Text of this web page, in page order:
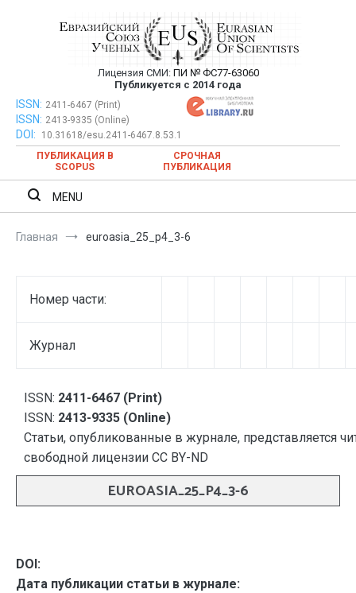
Евразийский Союз Ученых —
публикация научных статей в
ежемесячном научном журнале
Лицензия СМИ: ПИ № ФС77-63060
Публикуется с 2014 года
Евразийский Союз Ученых — публикация научных статей в
ежемесячном научном журнале
ISSN: 2411-6467 (Print)
ISSN: 2413-9335 (Online)
DOI:
10.31618/esu.2411-6467.8.53.1
ПУБЛИКАЦИЯ В
SCOPUS
СРОЧНАЯ
ПУБЛИКАЦИЯ
MENU
Главная euroasia_25_p4_3-6
Номер части:
Журнал
ISSN: 2411-6467 (Print)
ISSN: 2413-9335 (Online)
Статьи, опубликованные в журнале, представляется
свободной лицензии CC BY-ND
EUROASIA_25_P4_3-6
DOI:
Дата публикации статьи в журнале: